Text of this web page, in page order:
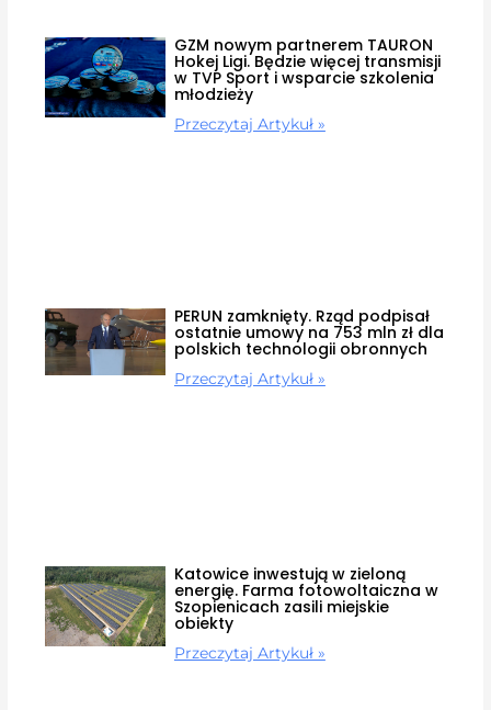
GZM nowym partnerem TAURON
Hokej Ligi. Będzie więcej transmisji
w TVP Sport i wsparcie szkolenia
młodzieży
Przeczytaj Artykuł »
PERUN zamknięty. Rząd podpisał
ostatnie umowy na 753 mln zł dla
polskich technologii obronnych
Przeczytaj Artykuł »
Katowice inwestują w zieloną
energię. Farma fotowoltaiczna w
Szopienicach zasili miejskie
obiekty
Przeczytaj Artykuł »